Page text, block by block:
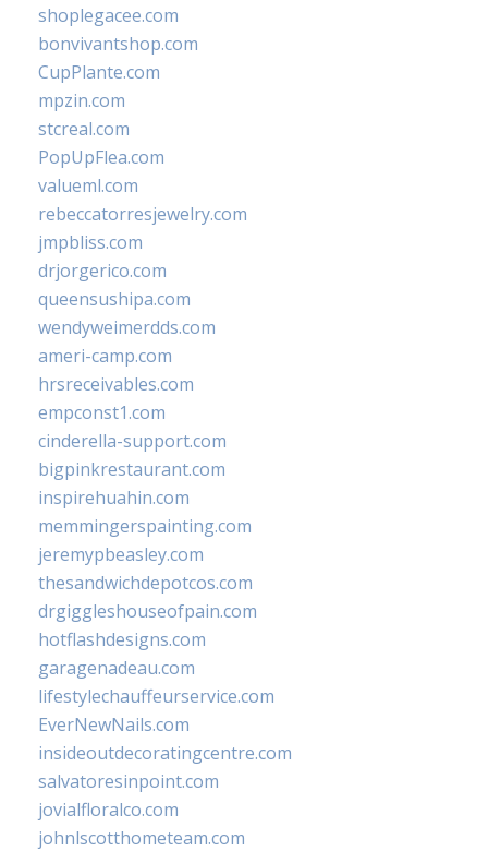
shoplegacee.com
bonvivantshop.com
CupPlante.com
mpzin.com
stcreal.com
PopUpFlea.com
valueml.com
rebeccatorresjewelry.com
jmpbliss.com
drjorgerico.com
queensushipa.com
wendyweimerdds.com
ameri-camp.com
hrsreceivables.com
empconst1.com
cinderella-support.com
bigpinkrestaurant.com
inspirehuahin.com
memmingerspainting.com
jeremypbeasley.com
thesandwichdepotcos.com
drgiggleshouseofpain.com
hotflashdesigns.com
garagenadeau.com
lifestylechauffeurservice.com
EverNewNails.com
insideoutdecoratingcentre.com
salvatoresinpoint.com
jovialfloralco.com
johnlscotthometeam.com